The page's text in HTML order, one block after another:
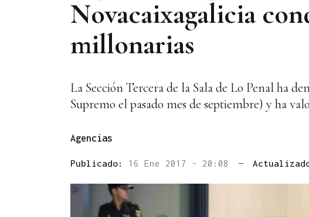
Novacaixagalicia
millonarias
La Sección Tercera de la Sala de Lo Penal ha
Supremo el pasado mes de septiembre) y ha
Agencias
Publicado: 16 Ene 2017 - 20:08 —